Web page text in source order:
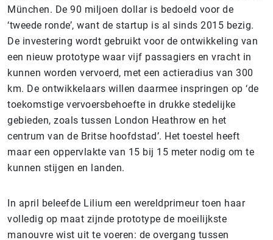
München. De 90 miljoen dollar is bedoeld voor de
‘tweede ronde’, want de startup is al sinds 2015 bezig.
De investering wordt gebruikt voor de ontwikkeling van
een nieuw prototype waar vijf passagiers en vracht in
kunnen worden vervoerd, met een actieradius van 300
km. De ontwikkelaars willen daarmee inspringen op ‘de
toekomstige vervoersbehoefte in drukke stedelijke
gebieden, zoals tussen London Heathrow en het
centrum van de Britse hoofdstad’. Het toestel heeft
maar een oppervlakte van 15 bij 15 meter nodig om te
kunnen stijgen en landen.
In april beleefde Lilium een wereldprimeur toen haar
volledig op maat zijnde prototype de moeilijkste
manouvre wist uit te voeren: de overgang tussen